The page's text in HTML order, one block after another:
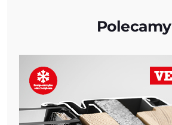
Polecamy